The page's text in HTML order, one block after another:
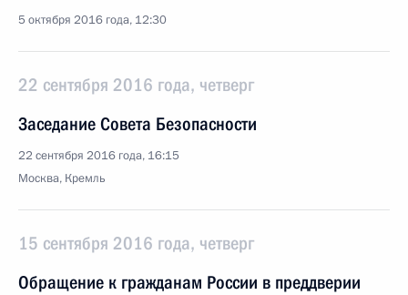
5 октября 2016 года, 12:30
22 сентября 2016 года, четверг
Заседание Совета Безопасности
22 сентября 2016 года, 16:15
Москва, Кремль
15 сентября 2016 года, четверг
Обращение к гражданам России в преддверии